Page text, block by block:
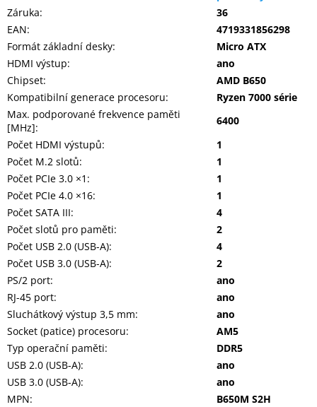
Záruka:
36
EAN:
4719331856298
Formát základní desky:
Micro ATX
HDMI výstup:
ano
Chipset:
AMD B650
Kompatibilní generace procesoru:
Ryzen 7000 série
Max. podporované frekvence paměti
[MHz]:
6400
Počet HDMI výstupů:
1
Počet M.2 slotů:
1
Počet PCIe 3.0 ×1 :
1
Počet PCIe 4.0 ×16:
1
Počet SATA III:
4
Počet slotů pro paměti:
2
Počet USB 2.0 (USB-A):
4
Počet USB 3.0 (USB-A):
2
PS/2 port:
ano
RJ-45 port:
ano
Sluchátkový výstup 3,5 mm:
ano
Socket (patice) procesoru:
AM5
Typ operační paměti:
DDR5
USB 2.0 (USB-A):
ano
USB 3.0 (USB-A):
ano
MPN: B650M S2H